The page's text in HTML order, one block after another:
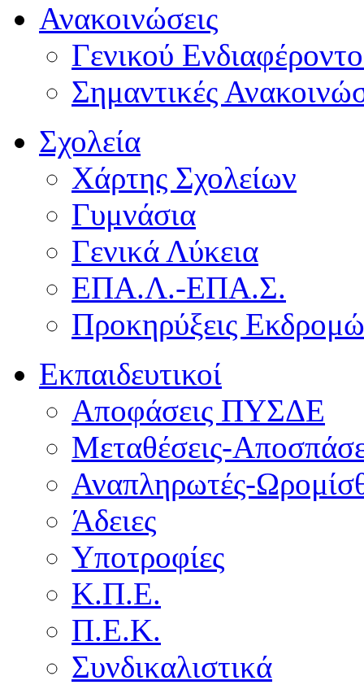
Ανακοινώσεις
Γενικού
Σημαντικές
Σχολεία
Χάρτης Σχολείων
Γυμνάσια
Γενικά Λύκεια
ΕΠΑ.Λ.-ΕΠΑ.Σ.
Προκηρύξεις
Εκπαιδευτικοί
Αποφάσεις ΠΥΣΔΕ
Μεταθέσεις-
Αναπληρωτές-
Άδειες
Υποτροφίες
Κ.Π.Ε.
Π.Ε.Κ.
Συνδικαλιστικά